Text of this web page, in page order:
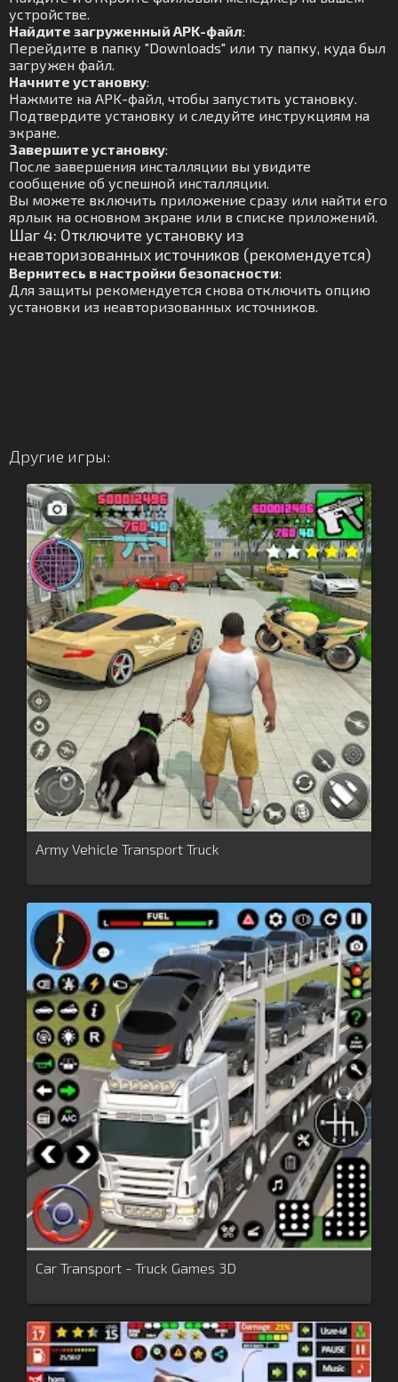
устройстве.
Найдите загруженный APK-файл:
Перейдите в папку "Downloads" или ту папку, куда был
загружен файл.
Начните установку:
Нажмите на APK-файл, чтобы запустить установку.
Подтвердите установку и следуйте инструкциям на
экране.
Завершите установку:
После завершения инсталляции вы увидите
сообщение об успешной инсталляции.
Вы можете включить приложение сразу или найти его
ярлык на основном экране или в списке приложений.
Шаг 4: Отключите установку из
неавторизованных источников (рекомендуется)
Вернитесь в настройки безопасности:
Для защиты рекомендуется снова отключить опцию
установки из неавторизованных источников.
Другие игры:
Army Vehicle Transport Truck
Car Transport - Truck Games 3D